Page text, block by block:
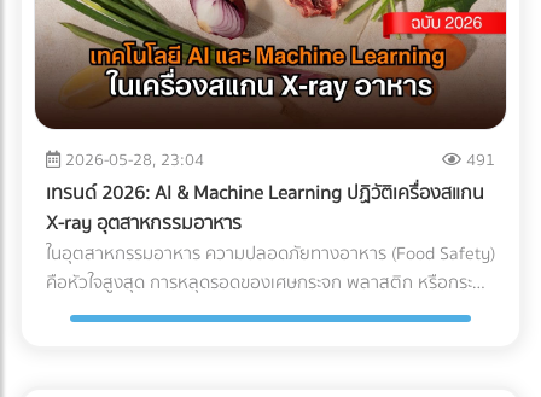
ลุ่มต่ำ ไม่ได้สร้างความเสียหายแค่ค่าซ่อมบำรุงเครื่องจักรเท่านั้น
แต่ทุกชั่วโมงที่รถขุดหรือรถเบคโฮต้องจอดนิ่งสนิท นั่นหมายถึง
ค่าแรงคนงานที่เสียเปล่า ค่าเช่าเครื่องจักรที่บานปลาย และความ
เสี่ยงที่จะโดนค่าปรับจากความล่าช้าในการส่งมอบโครงการ การ
ลงทุนวางระบบระบายน้ำที่ได้มาตรฐานตั้งแต่เนิ่นๆ จึงเป็นการซื้อ
ความเสี่ยงที่คุ้มค่าที่สุด กรณีศึกษาจำลอง: การวางระบบระบาย
น้ำพื้นที่ก่อสร้าง ในการแก้ปัญหาไซต์งานพื้นที่เสี่ยง บริษัทผู้รับ
เหมางานโยธาระบายน้ำ จะแบ่งการทำงานออกเป็น 2 เฟสหลัก:
เฟสที่ 1: การสำรวจและประเมินพื้นที่ (Site Assessment) ทีม
วิศวกรทำการสำรวจแผนที่ความสูง (Topographic Survey)
เพื่อหาจุดต่ำสุดของพื้นที่ และประเมินทิศทางการไหลของน้ำตาม
ธรรมชาติ เฟสที่ 2: การออกแบบและติดตั้งระบบระบายน้ำ
2026-05-28, 23:04 491
เทรนด์ 2026: AI & Machine Learning ปฏิวัติเครื่องสแกน
X-ray อุตสาหกรรมอาหาร
ในอุตสาหกรรมอาหาร ความปลอดภัยทางอาหาร (Food Safety)
คือหัวใจสูงสุด การหลุดรอดของเศษกระจก พลาสติก หรือกระดูก
ชิ้นเล็กๆ เพียงชิ้นเดียว อาจนำไปสู่การเรียกคืนสินค้า (Product